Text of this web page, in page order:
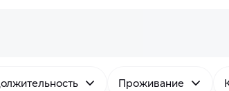
Проживание